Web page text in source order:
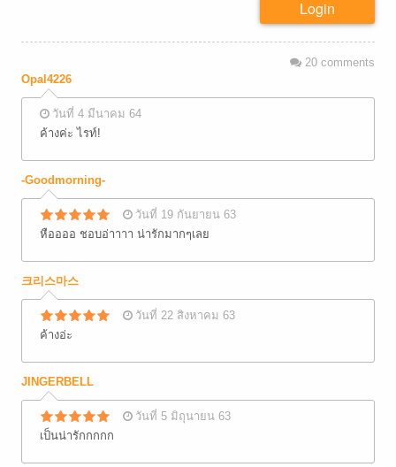
Login
20comments
Opal4226
วันที่ 4 มีนาคม 64
ค้างค่ะ ไรท์!
-Goodmorning-
วันที่ 19 กันยายน 63
หืออออ ชอบอ่าาาา น่ารักมากๆเลย
크리스마스​
วันที่ 22 สิงหาคม 63
ค้างอ่ะ
JINGERBELL
วันที่ 5 มิถุนายน 63
เป็นน่ารักกกกก